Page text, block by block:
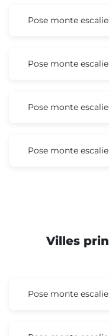
Pose monte
Pose monte
Pose monte
Pose monte
Villes
Pose monte